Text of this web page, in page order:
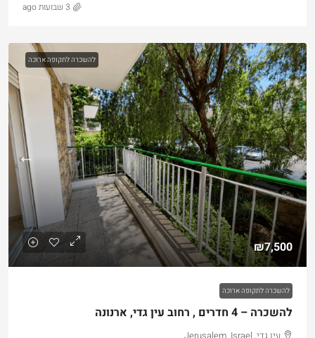
3 שבועות ago
להשכרה לתקופה ארוכה
₪7,500
להשכרה לתקופה ארוכה
להשכרה – 4 חדרים , רחוב עין גדי, ארנונה